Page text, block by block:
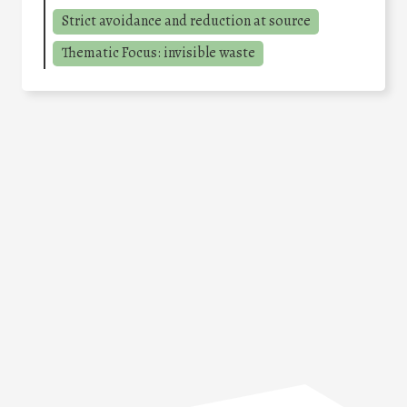
Strict avoidance and reduction at source
Thematic Focus: invisible waste